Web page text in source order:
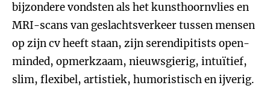
bijzondere vondsten als het kunsthoornvlies en
MRI-scans van geslachtsverkeer tussen mensen
op zijn cv heeft staan, zijn serendipitists open-
minded, opmerkzaam, nieuwsgierig, intuïtief,
slim, flexibel, artistiek, humoristisch en ijverig.